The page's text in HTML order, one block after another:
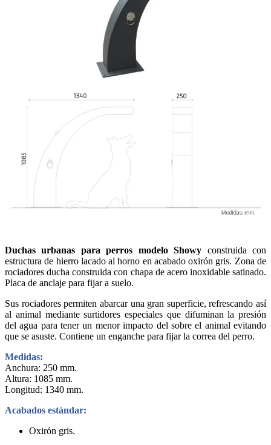
Duchas urbanas para perros modelo Showy construida con
estructura de hierro lacado al horno en acabado oxirón gris. Zona de
rociadores ducha construida con chapa de acero inoxidable satinado.
Placa de anclaje para fijar a suelo.
Sus rociadores permiten abarcar una gran superficie, refrescando así
al animal mediante surtidores especiales que difuminan la presión
del agua para tener un menor impacto del sobre el animal evitando
que se asuste. Contiene un enganche para fijar la correa del perro.
Medidas:
Anchura: 250 mm.
Altura: 1085 mm.
Longitud: 1340 mm.
Acabados estándar:
Oxirón gris.